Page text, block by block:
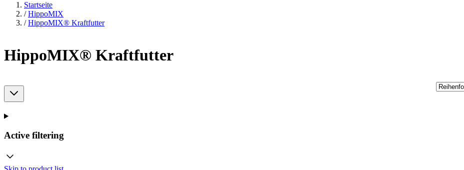
Startseite
/ HippoMIX
/ HippoMIX® Kraftfutter
HippoMIX® Kraftfutter
Active filtering